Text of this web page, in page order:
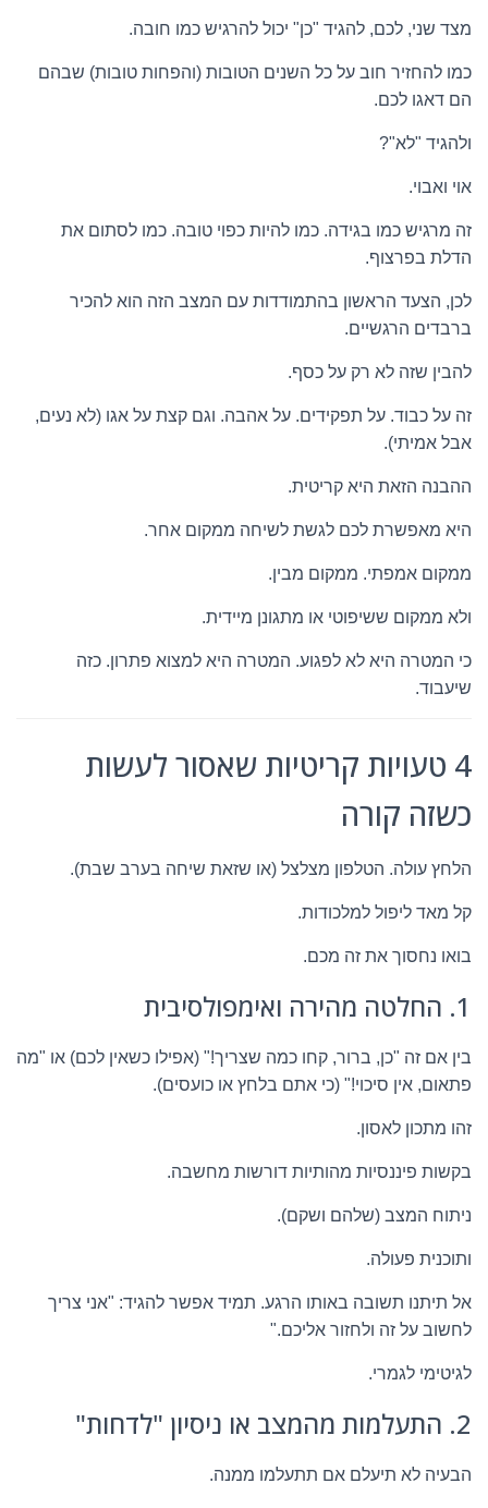
מצד שני, לכם, להגיד "כן" יכול להרגיש כמו חובה.
כמו להחזיר חוב על כל השנים הטובות (והפחות טובות) שבהם
הם דאגו לכם.
ולהגיד "לא"?
אוי ואבוי.
זה מרגיש כמו בגידה. כמו להיות כפוי טובה. כמו לסתום את
הדלת בפרצוף.
לכן, הצעד הראשון בהתמודדות עם המצב הזה הוא להכיר
ברבדים הרגשיים.
להבין שזה לא רק על כסף.
זה על כבוד. על תפקידים. על אהבה. וגם קצת על אגו (לא נעים,
אבל אמיתי).
ההבנה הזאת היא קריטית.
היא מאפשרת לכם לגשת לשיחה ממקום אחר.
ממקום אמפתי. ממקום מבין.
ולא ממקום ששיפוטי או מתגונן מיידית.
כי המטרה היא לא לפגוע. המטרה היא למצוא פתרון. כזה
שיעבוד.
4 טעויות קריטיות שאסור לעשות
כשזה קורה
הלחץ עולה. הטלפון מצלצל (או שזאת שיחה בערב שבת).
קל מאד ליפול למלכודות.
בואו נחסוך את זה מכם.
1. החלטה מהירה ואימפולסיבית
בין אם זה "כן, ברור, קחו כמה שצריך!" (אפילו כשאין לכם) או "מה
פתאום, אין סיכוי!" (כי אתם בלחץ או כועסים).
זהו מתכון לאסון.
בקשות פיננסיות מהותיות דורשות מחשבה.
ניתוח המצב (שלהם ושקם).
ותוכנית פעולה.
אל תיתנו תשובה באותו הרגע. תמיד אפשר להגיד: "אני צריך
לחשוב על זה ולחזור אליכם."
לגיטימי לגמרי.
2. התעלמות מהמצב או ניסיון "לדחות"
הבעיה לא תיעלם אם תתעלמו ממנה.